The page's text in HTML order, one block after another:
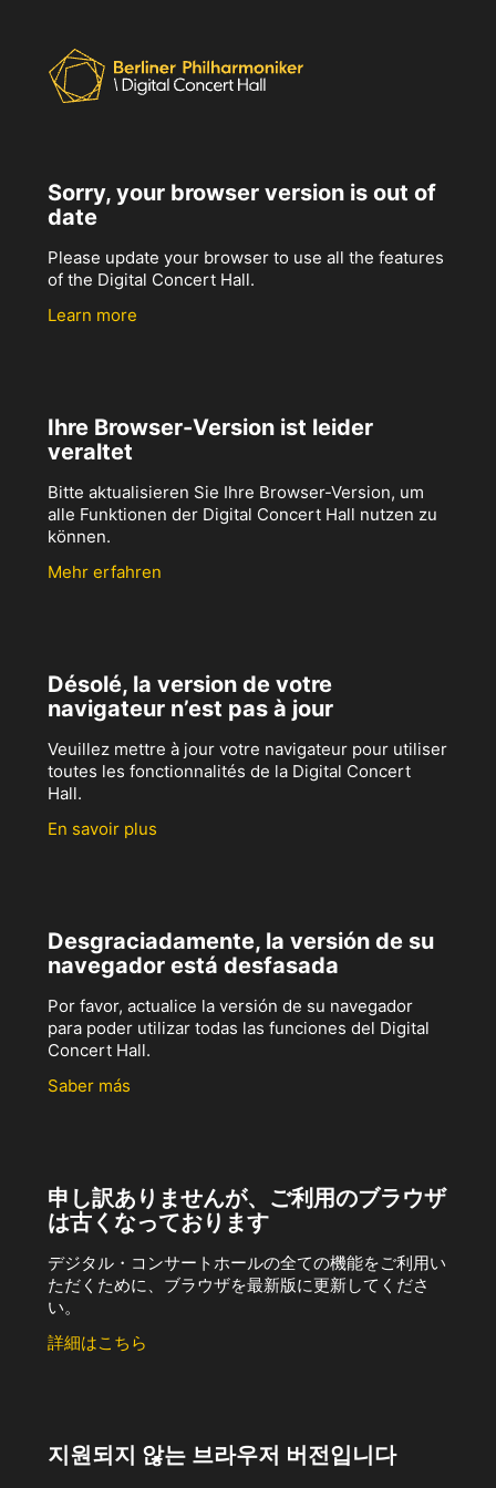
Sorry, your browser version is out of
date
Please update your browser to use all the features
of the Digital Concert Hall.
Learn more
Ihre Browser-Version ist leider
veraltet
Bitte aktualisieren Sie Ihre Browser-Version, um
alle Funktionen der Digital Concert Hall nutzen zu
können.
Mehr erfahren
Désolé, la version de votre
navigateur n’est pas à jour
Veuillez mettre à jour votre navigateur pour utiliser
toutes les fonctionnalités de la Digital Concert
Hall.
En savoir plus
Desgraciadamente, la versión de su
navegador está desfasada
Por favor, actualice la versión de su navegador
para poder utilizar todas las funciones del Digital
Concert Hall.
Saber más
申し訳ありませんが、ご利用のブラウザ
は古くなっております
デジタル・コンサートホールの全ての機能をご利用い
ただくために、ブラウザを最新版に更新してくださ
い。
詳細はこちら
지원되지 않는 브라우저 버전입니다